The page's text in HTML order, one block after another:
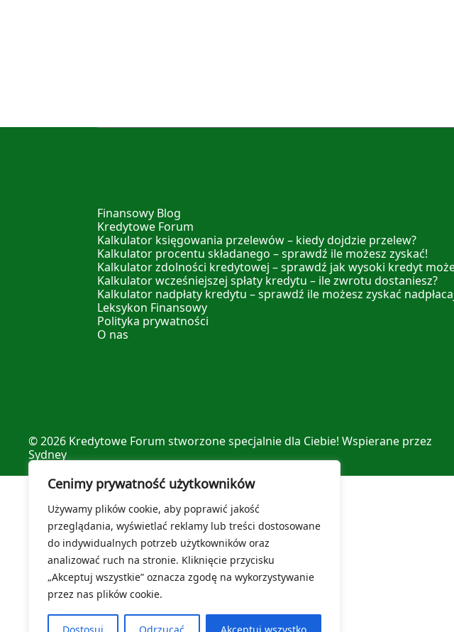
Cenimy prywatność użytkowników
Używamy plików cookie, aby poprawić jakość
przeglądania, wyświetlać reklamy lub treści dostosowane
do indywidualnych potrzeb użytkowników oraz
analizować ruch na stronie. Kliknięcie przycisku
„Akceptuj wszystkie” oznacza zgodę na wykorzystywanie
przez nas plików cookie.
Finansowy Blog
Kredytowe Forum
Kalkulator księgowania przelewów – kiedy dojdzie przelew?
Kalkulator procentu składanego – sprawdź ile możesz zyskać!
Kalkulator zdolności kredytowej – sprawdź jak wysoki kredyt
Kalkulator wcześniejszej spłaty kredytu – ile zwrotu dostaniesz?
Kalkulator nadpłaty kredytu – sprawdź ile możesz zyskać
Leksykon Finansowy
Polityka prywatności
O nas
© 2026 Kredytowe Forum stworzone specjalnie dla Ciebie! Wspierane przez
Sydney